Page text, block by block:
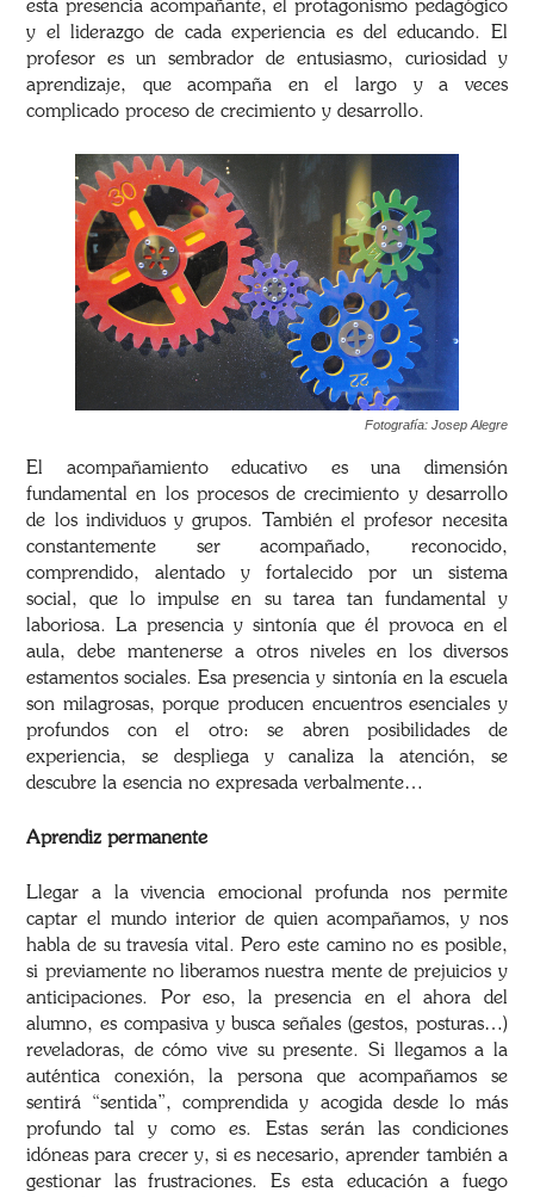
esta presencia acompañante, el protagonismo pedagógico
y el liderazgo de cada experiencia es del educando. El
profesor es un sembrador de entusiasmo, curiosidad y
aprendizaje, que acompaña en el largo y a veces
complicado proceso de crecimiento y desarrollo.
Fotografía: Josep Alegre
El acompañamiento educativo es una dimensión
fundamental en los procesos de crecimiento y desarrollo
de los individuos y grupos. También el profesor necesita
constantemente ser acompañado, reconocido,
comprendido, alentado y fortalecido por un sistema
social, que lo impulse en su tarea tan fundamental y
laboriosa. La presencia y sintonía que él provoca en el
aula, debe mantenerse a otros niveles en los diversos
estamentos sociales. Esa presencia y sintonía en la escuela
son milagrosas, porque producen encuentros esenciales y
profundos con el otro: se abren posibilidades de
experiencia, se despliega y canaliza la atención, se
descubre la esencia no expresada verbalmente…
Aprendiz permanente
Llegar a la vivencia emocional profunda nos permite
captar el mundo interior de quien acompañamos, y nos
habla de su travesía vital. Pero este camino no es posible,
si previamente no liberamos nuestra mente de prejuicios y
anticipaciones. Por eso, la presencia en el ahora del
alumno, es compasiva y busca señales (gestos, posturas…)
reveladoras, de cómo vive su presente. Si llegamos a la
auténtica conexión, la persona que acompañamos se
sentirá “sentida”, comprendida y acogida desde lo más
profundo tal y como es. Estas serán las condiciones
idóneas para crecer y, si es necesario, aprender también a
gestionar las frustraciones. Es esta educación a fuego